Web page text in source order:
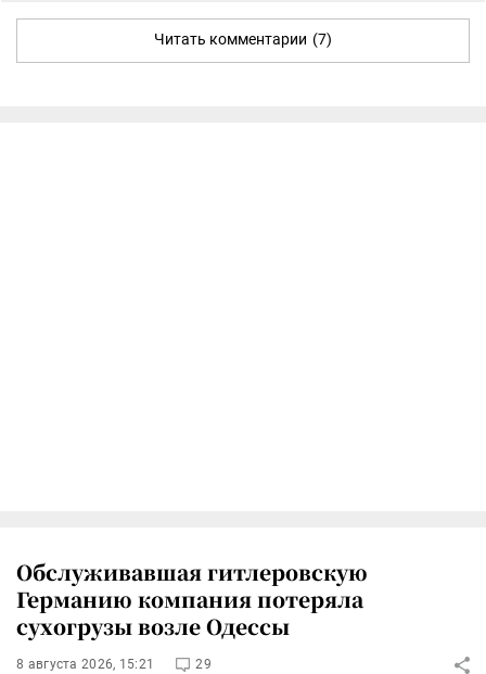
Читать комментарии (7)
Обслуживавшая гитлеровскую
Германию компания потеряла
сухогрузы возле Одессы
8 августа 2026, 15:21 29